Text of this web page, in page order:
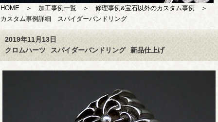
HOME ＞ 加工事例一覧 ＞ 修理事例&宝石以外のカスタム事例
＞
カスタム事例詳細 スパイダーバンドリング
2019年11月13日
クロムハーツ
スパイダーバンドリング 新品仕上げ